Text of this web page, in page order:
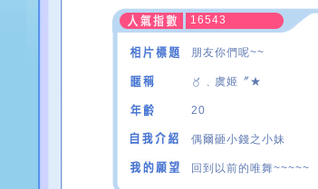
16543
朋友你們呢~~
〥﹑虞姬〞★
20
偶爾砸小錢之小妹
回到以前的唯舞~~~~~